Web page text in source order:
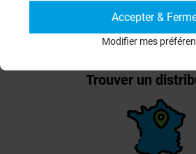
Trouver un
Accepter &
Modifier mes